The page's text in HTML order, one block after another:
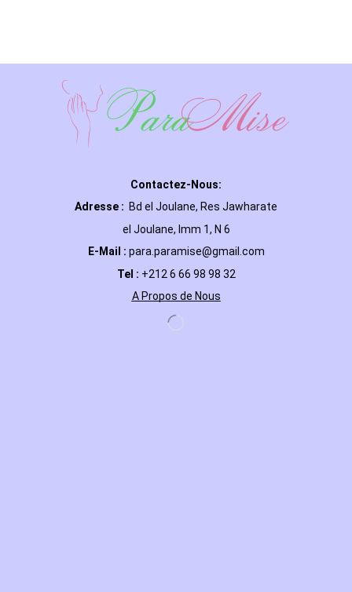
Contactez-Nous:
Adresse : Bd el Joulane, Res Jawharate
el Joulane, Imm 1, N 6
E-Mail : para.paramise@gmail.com
Tel : +212 6 66 98 98 32
A Propos de Nous